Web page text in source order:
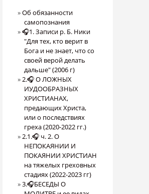
Об обязанности
самопознания
🎧1. Записи р. Б. Ники
"Для тех, кто верит в
Бога и не знает, что со
своей верой делать
дальше" (2006 г)
2.🎧 О ЛОЖНЫХ
ИУДООБРАЗНЫХ
ХРИСТИАНАХ,
предающих Христа,
или о последствиях
греха (2020-2022 гг.)
2.1.🎧 ч. 2. О
НЕПОКАЯНИИ И
ПОКАЯНИИ ХРИСТИАН
на тяжелых греховных
стадиях (2022-2023 гг)
3.🎧БЕСЕДЫ О